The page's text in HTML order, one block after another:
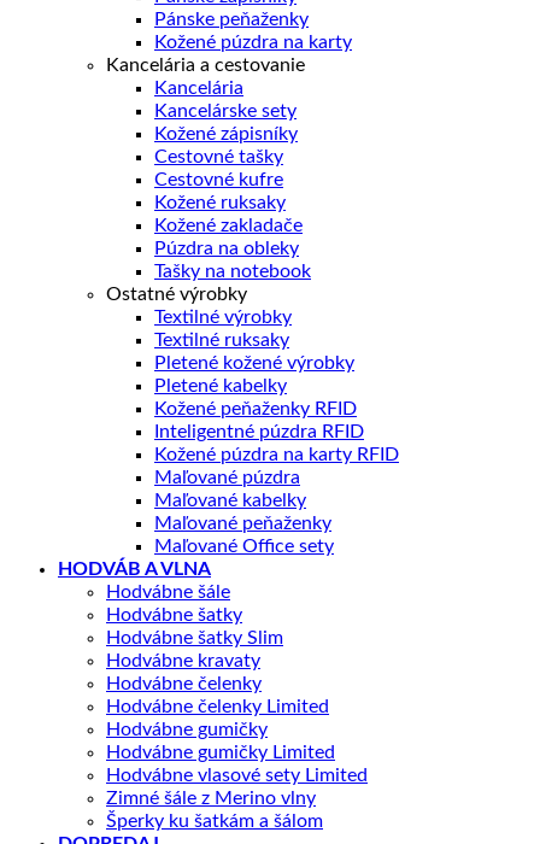
Pánske peňaženky
Kožené púzdra na karty
Kancelária a cestovanie
Kancelária
Kancelárske sety
Kožené zápisníky
Cestovné tašky
Cestovné kufre
Kožené ruksaky
Kožené zakladače
Púzdra na obleky
Tašky na notebook
Ostatné výrobky
Textilné výrobky
Textilné ruksaky
Pletené kožené výrobky
Pletené kabelky
Kožené peňaženky RFID
Inteligentné púzdra RFID
Kožené púzdra na karty RFID
Maľované púzdra
Maľované kabelky
Maľované peňaženky
Maľované Office sety
HODVÁB A VLNA
Hodvábne šále
Hodvábne šatky
Hodvábne šatky Slim
Hodvábne kravaty
Hodvábne čelenky
Hodvábne čelenky Limited
Hodvábne gumičky
Hodvábne gumičky Limited
Hodvábne vlasové sety Limited
Zimné šále z Merino vlny
Šperky ku šatkám a šálom